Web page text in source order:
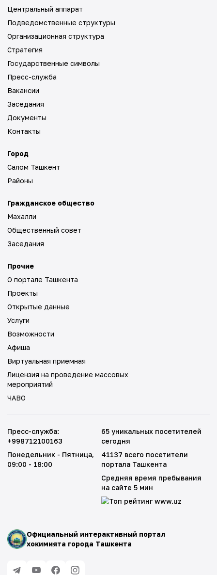
Центральный аппарат
Подведомственные структуры
Организационная структура
Стратегия
Государственные символы
Пресс-служба
Вакансии
Заседания
Документы
Контакты
Город
Салом Ташкент
Районы
Гражданское общество
Махалли
Общественный совет
Заседания
Прочие
О портале Ташкента
Проекты
Открытые данные
Услуги
Возможности
Афиша
Виртуальная приемная
Лицензия на проведение массовых
мероприятий
ЧАВО
Официальный интерактивный портал
хокимията города Ташкента
Пресс-служба:
+998712100163
Понедельник - Пятница,
09:00 - 18:00
65 уникальных посетителей
сегодня
41137 всего посетители
портала Ташкента
Средняя время пребывания
на сайте 5 мин